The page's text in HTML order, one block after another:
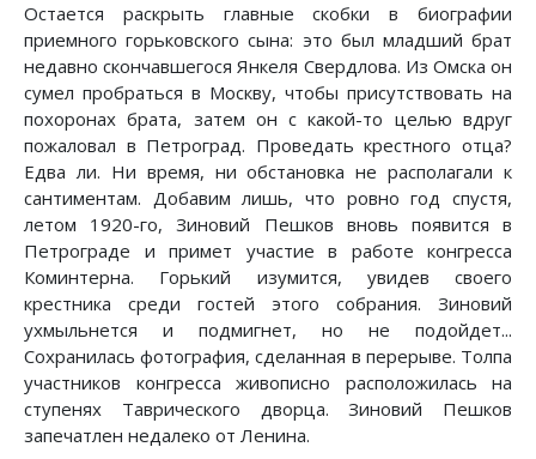
Остается раскрыть главные скобки в биографии
приемного горьковского сына: это был младший брат
недавно скончавшегося Янкеля Свердлова. Из Омска он
сумел пробраться в Москву, чтобы присутствовать на
похоронах брата, затем он с какой-то целью вдруг
пожаловал в Петроград. Проведать крестного отца?
Едва ли. Ни время, ни обстановка не располагали к
сантиментам. Добавим лишь, что ровно год спустя,
летом 1920-го, Зиновий Пешков вновь появится в
Петрограде и примет участие в работе конгресса
Коминтерна. Горький изумится, увидев своего
крестника среди гостей этого собрания. Зиновий
ухмыльнется и подмигнет, но не подойдет...
Сохранилась фотография, сделанная в перерыве. Толпа
участников конгресса живописно расположилась на
ступенях Таврического дворца. Зиновий Пешков
запечатлен недалеко от Ленина.